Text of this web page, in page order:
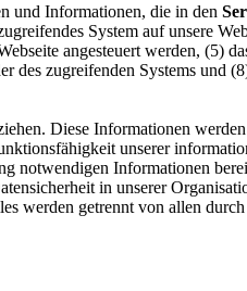
und Informationen, die in den
System auf unsere
angesteuert werden, (5)
des zugreifenden Systems und
Diese Informationen
unserer
notwendigen Informationen
in unserer
werden getrennt von allen